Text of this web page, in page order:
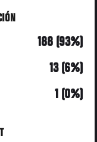
188 (93%)
13 (6%)
1 (0%)